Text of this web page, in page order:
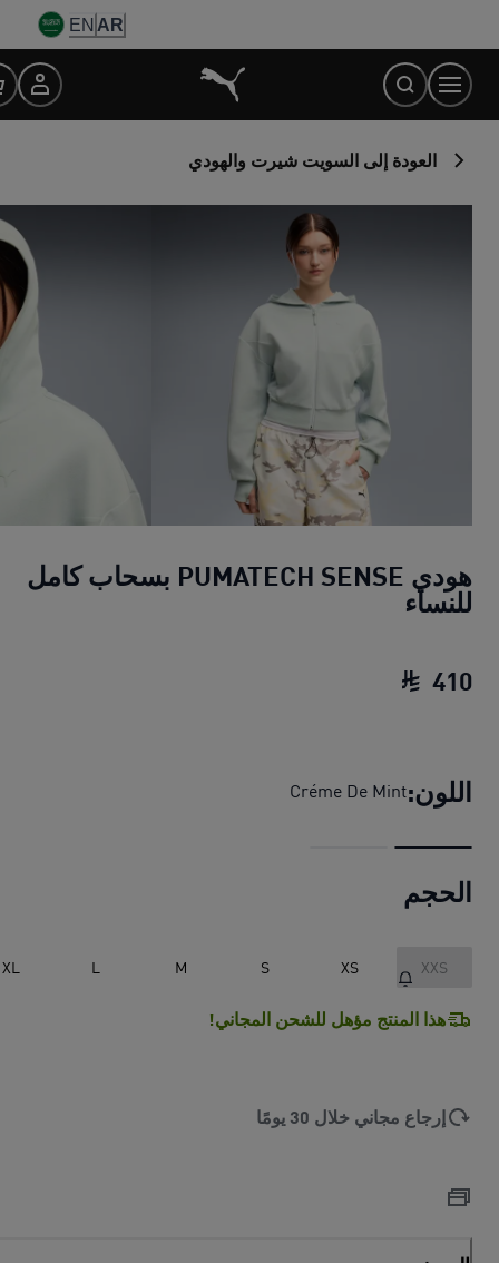
Content
AR
EN
العودة إلى السويت شيرت والهودي
هودي PUMATECH SENSE بسحاب كامل
للنساء
410
اللون:Créme De Mint
الحجم
XXS
XS
S
M
L
XL
هذا المنتج مؤهل للشحن المجاني!
إرجاع مجاني خلال 30 يومًا